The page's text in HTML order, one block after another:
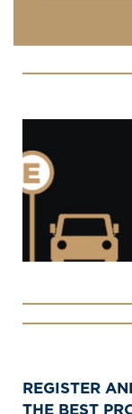
REGISTER
THE BEST